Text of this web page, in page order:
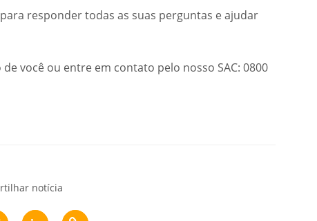
responder todas as suas perguntas e ajudar
você ou entre em contato pelo nosso SAC: 0800
notícia